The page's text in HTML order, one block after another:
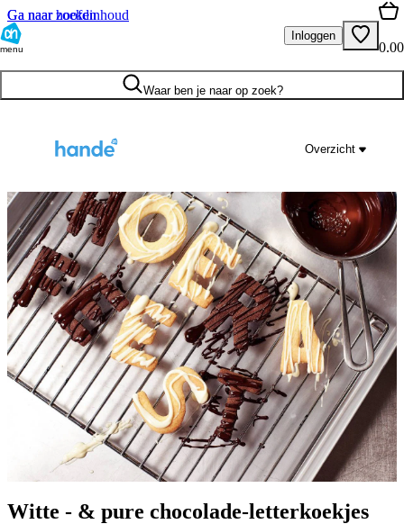
Ga naar hoofdinhoud
Ga naar zoeken
menu
Inloggen
0.00
Waar ben je naar op zoek?
Overzicht
Witte - & pure chocolade-letterkoekjes